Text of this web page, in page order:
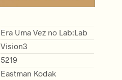
Era Uma Vez no Lab:Lab
Vision3
5219
Eastman Kodak